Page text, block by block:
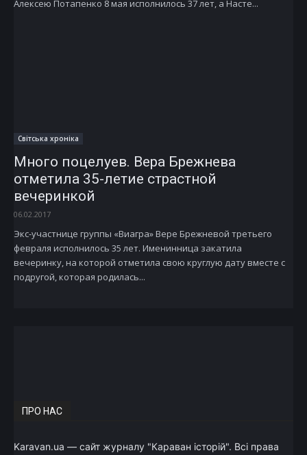
Алексею Потапенко 8 мая исполнилось 37 лет, а Насте...
Світська хроніка
Много поцелуев. Вера Брежнева
отметила 35-летие страстной
вечеринкой
06.02.2017
Экс-участнице группы «Виагра» Вере Брежневой третьего
февраля исполнилось 35 лет. Именинница закатила
вечеринку, на которой отметила свою круглую дату вместе с
подругой, которая родилась...
ПРО НАС
Karavan.ua — сайт журналу "Караван історій". Всі права